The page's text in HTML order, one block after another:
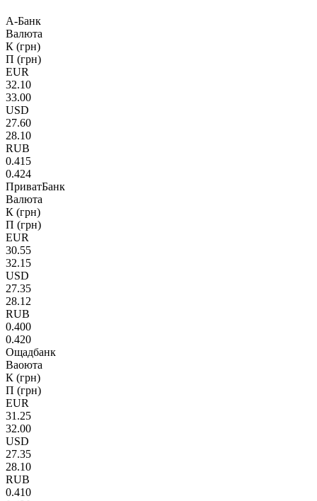
А-Банк
Валюта
К (грн)
П (грн)
EUR
32.10
33.00
USD
27.60
28.10
RUB
0.415
0.424
ПриватБанк
Валюта
К (грн)
П (грн)
EUR
30.55
32.15
USD
27.35
28.12
RUB
0.400
0.420
Ощадбанк
Ваоюта
К (грн)
П (грн)
EUR
31.25
32.00
USD
27.35
28.10
RUB
0.410